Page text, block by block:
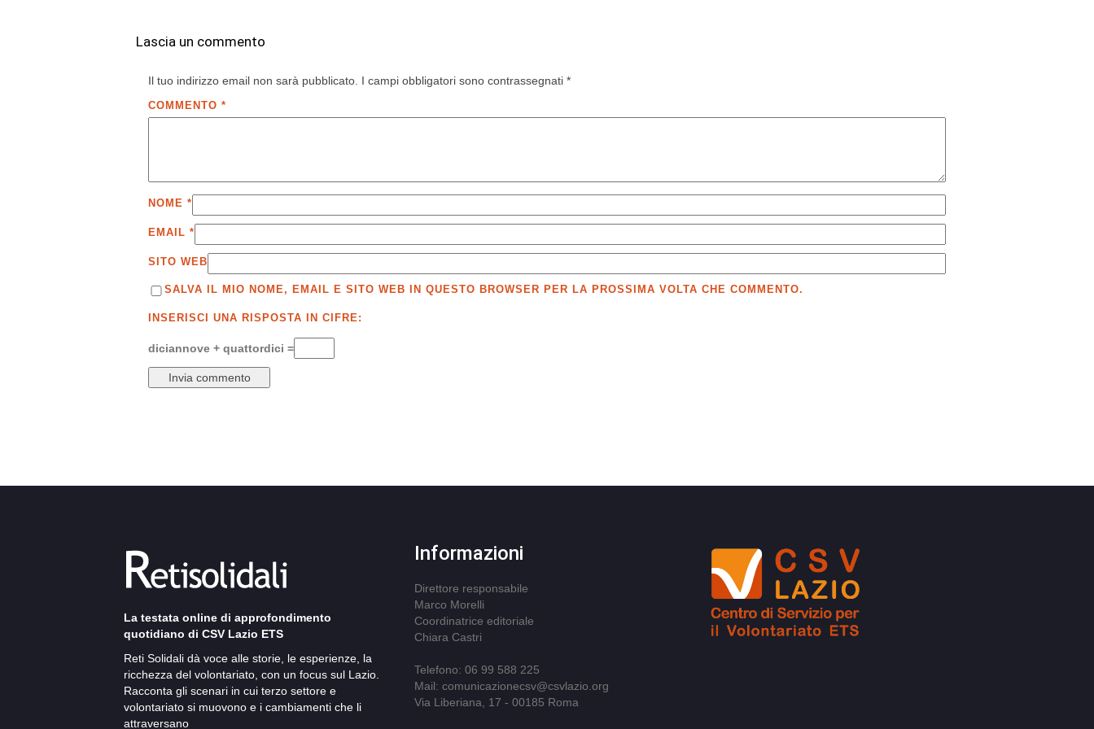
Lascia un commento
Il tuo indirizzo email non sarà pubblicato. I campi obbligatori sono contrassegnati *
COMMENTO *
NOME *
EMAIL *
SITO WEB
SALVA IL MIO NOME, EMAIL E SITO WEB IN QUESTO BROWSER PER LA PROSSIMA VOLTA CHE COMMENTO.
INSERISCI UNA RISPOSTA IN CIFRE:
diciannove + quattordici =
La testata online di approfondimento
quotidiano di CSV Lazio ETS
Reti Solidali dà voce alle storie, le esperienze, la
ricchezza del volontariato, con un focus sul Lazio.
Racconta gli scenari in cui terzo settore e
volontariato si muovono e i cambiamenti che li
attraversano
Informazioni
Direttore responsabile
Marco Morelli
Coordinatrice editoriale
Chiara Castri
Telefono: 06 99 588 225
Mail: comunicazionecsv@csvlazio.org
Via Liberiana, 17 - 00185 Roma